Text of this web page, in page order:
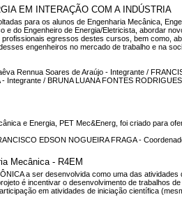
EM INTERAÇÃO COM A INDÚSTRIA
para os alunos de Engenharia Mecânica,
e do Engenheiro de Energia/Eletricista, abordar
egressos destes cursos, bem como,
engenheiros no mercado de trabalho e na
Rennua Soares de Araújo - Integrante /
Integrante / BRUNA LUANA FONTES
e Energia, PET Mec&Energ, foi criado para
EDSON NOGUEIRA FRAGA -
Mecânica - R4EM
a ser desenvolvida como uma das
é incentivar o desenvolvimento de trabalhos
em atividades de iniciação científica